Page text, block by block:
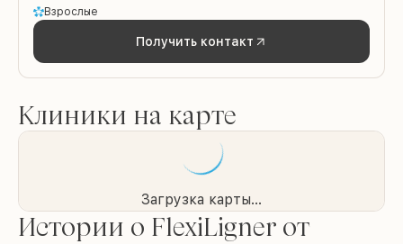
Взрослые
Получить контакт
Клиники на карте
Загрузка карты...
Истории о FlexiLigner от